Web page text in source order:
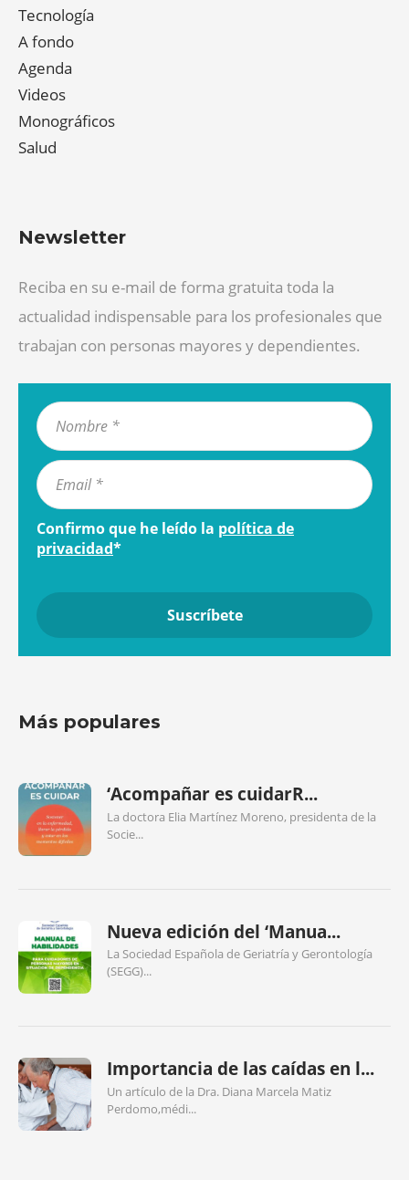
Tecnología
A fondo
Agenda
Videos
Monográficos
Salud
Newsletter
Reciba en su e-mail de forma gratuita toda la
actualidad indispensable para los profesionales que
trabajan con personas mayores y dependientes.
Confirmo que he leído la política de
privacidad*
Más populares
‘Acompañar es cuidarR...
La doctora Elia Martínez Moreno, presidenta de la
Socie...
Nueva edición del ‘Manua...
La Sociedad Española de Geriatría y Gerontología
(SEGG)...
Importancia de las caídas en l...
Un artículo de la Dra. Diana Marcela Matiz
Perdomo,médi...